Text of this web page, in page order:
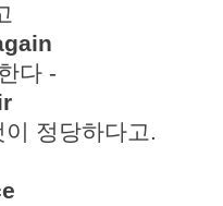
다 -
정당하다고.